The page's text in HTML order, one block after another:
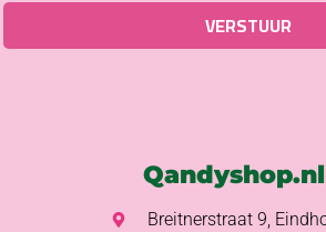
Qandyshop.nl
Breitnerstraat 9,